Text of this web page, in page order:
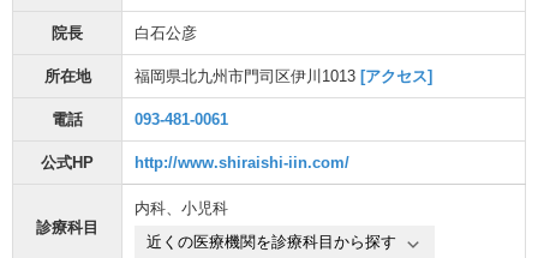
院長 白石公彦
所在地 福岡県北九州市門司区伊川1013 [アクセス]
電話 093-481-0061
公式HP http://www.shiraishi-iin.com/
診療科目
内科、 小児科
近くの医療機関を診療科目から探す